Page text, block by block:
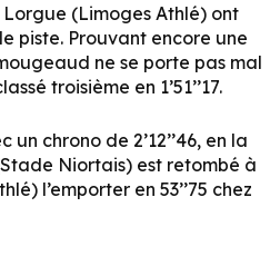
(Limoges Athlé) ont
piste. Prouvant encore une
ne se porte pas mal
troisième en 1’51’’17.
chrono de 2’12’’46, en la
Niortais) est retombé à
l’emporter en 53’’75 chez